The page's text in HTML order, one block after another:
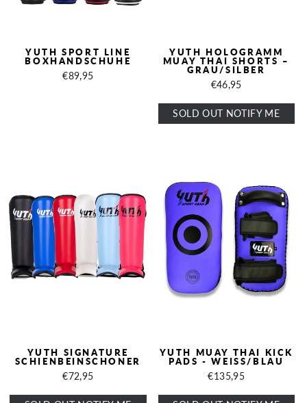
YUTH SPORT LINE
BOXHANDSCHUHE
€89,95
YUTH HOLOGRAMM
MUAY THAI SHORTS –
GRAU/SILBER
€46,95
SOLD OUT NOTIFY ME
YUTH SIGNATURE
SCHIENBEINSCHONER
€72,95
YUTH MUAY THAI KICK
PADS - WEISS/BLAU
€135,95